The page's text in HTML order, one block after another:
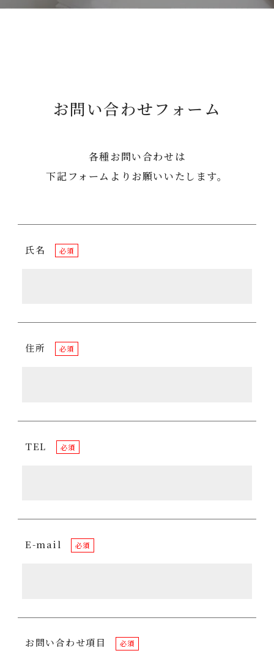
お問い合わせフォーム
各種お問い合わせは
下記フォームよりお願いいたします。
氏名 必須
住所 必須
TEL 必須
E-mail 必須
お問い合わせ項目 必須